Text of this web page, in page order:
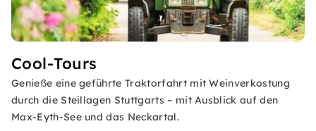
Cool-Tours
Genieße eine geführte Traktorfahrt mit Weinverkostung
durch die Steillagen Stuttgarts – mit Ausblick auf den
Max-Eyth-See und das Neckartal.